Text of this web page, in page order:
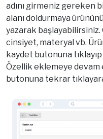
adını girmeniz gereken
alanı doldurmaya
yazarak başlayabilirsiniz.
cinsiyet, materyal vb.
kaydet butonuna
Özellik eklemeye devam
butonuna tekrar